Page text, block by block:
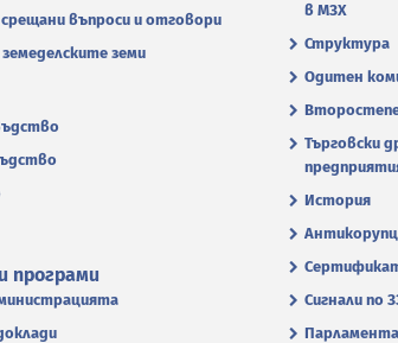
въпроси и отговори
земи
в МЗХ
Структура
Одитен
Търговски
История
Сигнали по
програми